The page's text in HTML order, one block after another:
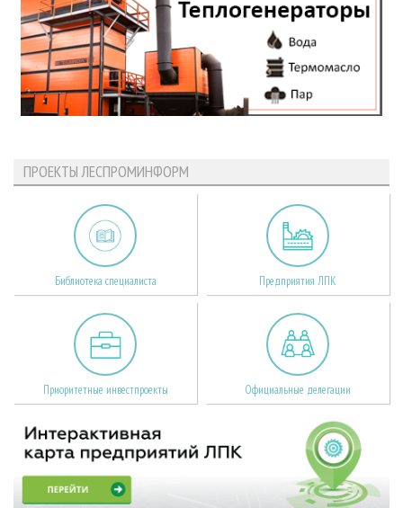
ПРОЕКТЫ ЛЕСПРОМИНФОРМ
Библиотека специалиста Предприятия ЛПК
Приоритетные инвестпроекты Официальные делегации